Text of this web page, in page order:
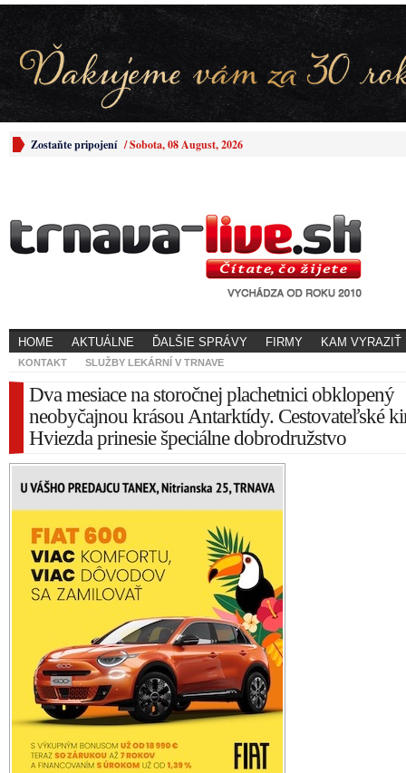
Zostaňte pripojení /Sobota, 08 August, 2026
HOME AKTUÁLNE ĎALŠIE SPRÁVY FIRMY KAM VYRAZIŤ
KONTAKT SLUŽBY LEKÁRNÍ V TRNAVE
Dva mesiace na storočnej plachetnici obklopený
neobyčajnou krásou Antarktídy. Cestovateľské
Hviezda prinesie špeciálne dobrodružstvo